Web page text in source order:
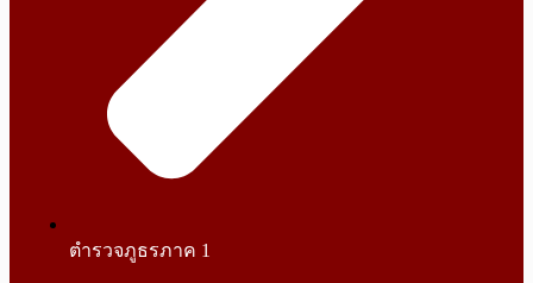
ตำรวจภูธรภาค 1